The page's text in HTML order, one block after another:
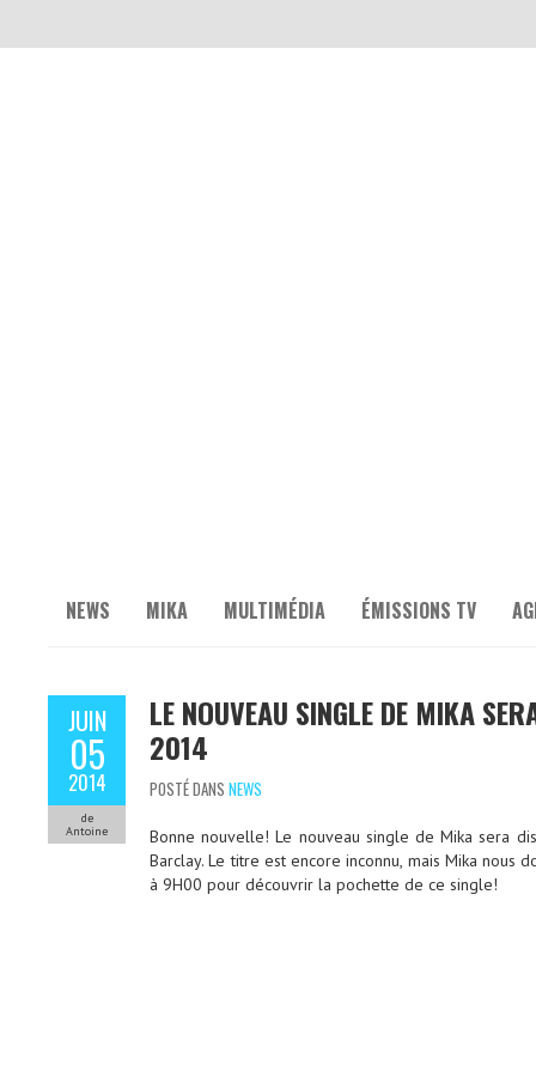
NEWS MIKA MULTIMÉDIA ÉMISSIONS TV
JUIN
05
2014
de
Antoine
LE NOUVEAU SINGLE DE MIKA
2014
POSTÉ DANS NEWS
Bonne nouvelle! Le nouveau single de Mika sera
Barclay. Le titre est encore inconnu, mais Mika nous
à 9H00 pour découvrir la pochette de ce single!